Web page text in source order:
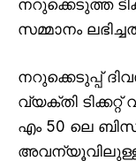
നറുക്കെടുത്ത
സമ്മാനം
നറുക്കെടുപ്പ്
വ്യക്തി
എം 50 ലെ
അവന്യൂവിലുള്ള